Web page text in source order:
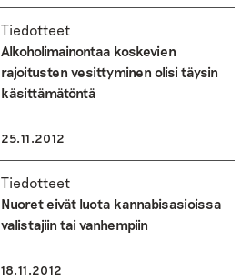
Tiedotteet
Alkoholimainontaa koskevien
rajoitusten vesittyminen olisi täysin
käsittämätöntä
25.11.2012
Tiedotteet
Nuoret eivät luota kannabisasioissa
valistajiin tai vanhempiin
18.11.2012